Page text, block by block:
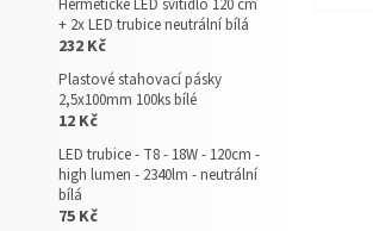
Hermetické LED svítidlo 120 cm
+ 2x LED trubice neutrální bílá
232 Kč
Plastové stahovací pásky
2,5x100mm 100ks bílé
12 Kč
LED trubice - T8 - 18W - 120cm -
high lumen - 2340lm - neutrální
bílá
75 Kč